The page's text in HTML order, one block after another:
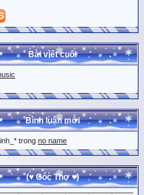
Bài viết cuối
Bình luận mới
trong no name
(♥ Góc Thơ ♥)